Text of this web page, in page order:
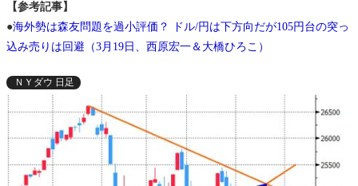
【参考記事】
●海外勢は森友問題を過小評価？ ドル/円は下方向だが105円台の突っ
込み売りは回避（3月19日、西原宏一＆大橋ひろこ）
ＮＹダウ 日足